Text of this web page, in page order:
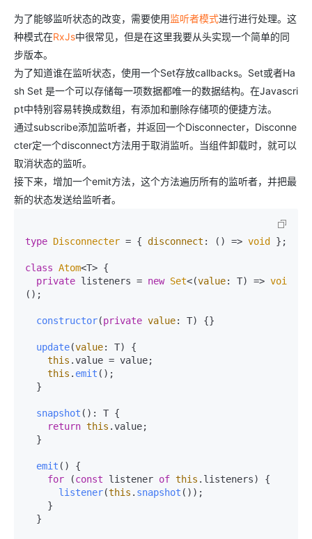
为了能够监听状态的改变，需要使用监听者模式进行进行处理。这
种模式在RxJs中很常见，但是在这里我要从头实现一个简单的同
步版本。
为了知道谁在监听状态，使用一个Set存放callbacks。Set或者Ha
sh Set 是一个可以存储每一项数据都唯一的数据结构。在Javascri
pt中特别容易转换成数组，有添加和删除存储项的便捷方法。
通过subscribe添加监听者，并返回一个Disconnecter，Disconne
cter定一个disconnect方法用于取消监听。当组件卸载时，就可以
取消状态的监听。
接下来，增加一个emit方法，这个方法遍历所有的监听者，并把最
新的状态发送给监听者。
type Disconnecter = { disconnect : () => void };
class Atom<T> {
private listeners = new Set<(value: T) => void
();
constructor(private value: T) {}
update(value: T) {
this .value = value;
this . emit ();
}
snapshot (): T {
return this .value;
}
emit ( ) {
for (const listener of this . listeners) {
listener(this . snapshot ());
}
}